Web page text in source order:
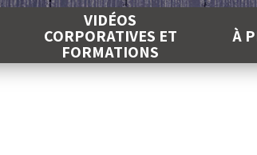
VIDÉOS
CORPORATIVES ET
FORMATIONS
À